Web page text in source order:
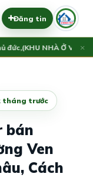
Đăng tin
NHÀ Ở VẠN ×
tháng trước
bán
Ven
Cách